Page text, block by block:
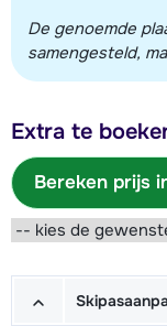
De genoemde
samengesteld,
Extra te
Bereken prijs